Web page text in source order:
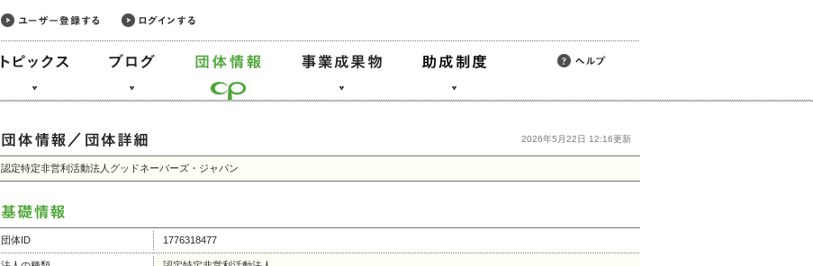
2026年5月22日 12:16更新
認定特定非営利活動法人グッドネーバーズ・ジャパン
団体ID 1776318477